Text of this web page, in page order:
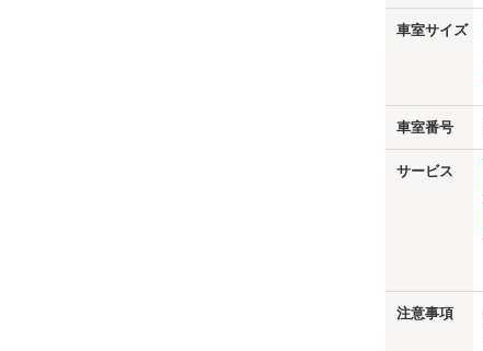
車室サイズ
車室番号
サービス
注意事項